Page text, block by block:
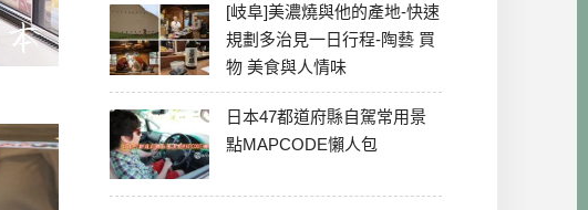
[岐阜]美濃燒與他的產地-快速
規劃多治見一日行程-陶藝 買
物 美食與人情味
日本47都道府縣自駕常用景
點MAPCODE懶人包